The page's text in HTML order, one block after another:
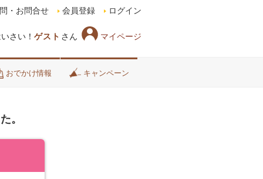
さい！ ゲスト さん マイページ
・お問合せ 会員登録 ログイン
おでかけ情報 キャンペーン
。